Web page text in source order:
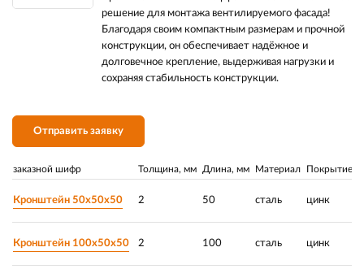
решение для монтажа вентилируемого фасада!
Благодаря своим компактным размерам и прочной
конструкции, он обеспечивает надёжное и
долговечное крепление, выдерживая нагрузки и
сохраняя стабильность конструкции.
Отправить заявку
заказной шифр Толщина, мм Длина, мм Материал Покрытие
Кронштейн 50х50х50 2 50 сталь цинк
Кронштейн 100х50х50 2 100 сталь цинк